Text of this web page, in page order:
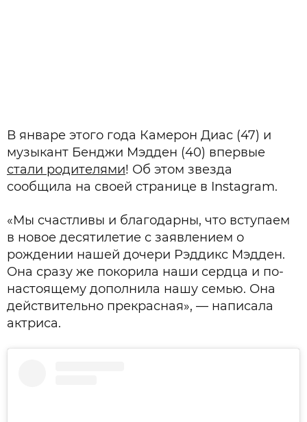
В январе этого года Камерон Диас (47) и
музыкант Бенджи Мэдден (40) впервые
стали родителями! Об этом звезда
сообщила на своей странице в Instagram.
«Мы счастливы и благодарны, что вступаем
в новое десятилетие с заявлением о
рождении нашей дочери Рэддикс Мэдден.
Она сразу же покорила наши сердца и по-
настоящему дополнила нашу семью. Она
действительно прекрасная», — написала
актриса.